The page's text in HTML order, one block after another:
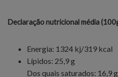
Declaração nutricional média
Energia: 1324 kj/319 kcal
Lípidos: 25,9 g
Dos quais saturados: 16,9 g